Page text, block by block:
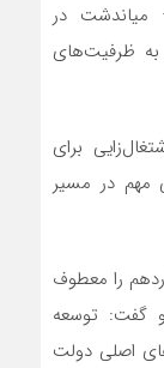
میاندشت در
به ظرفیت‌های
برای
مهم در مسیر
را معطوف
گفت: توسعه
اصلی دولت